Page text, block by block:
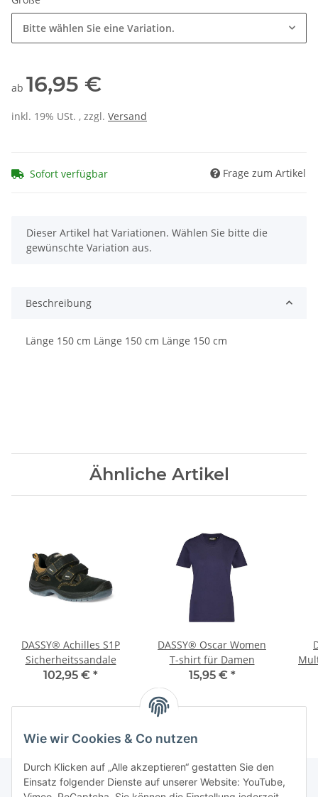
Bitte wählen Sie eine Variation.
ab 16,95 €
inkl. 19% USt. , zzgl. Versand
Sofort verfügbar Frage zum Artikel
x
Dieser Artikel hat Variationen. Wählen Sie bitte die
gewünschte Variation aus.
Beschreibung
Länge 150 cm Länge 150 cm Länge 150 cm
Ähnliche Artikel
DASSY® Achilles S1P
Sicherheitssandale
102,95 € *
DASSY® Oscar Women
T-shirt für Damen
15,95 € *
Wie wir Cookies & Co nutzen
Durch Klicken auf „Alle akzeptieren“ gestatten Sie den
Einsatz folgender Dienste auf unserer Website: YouTube,